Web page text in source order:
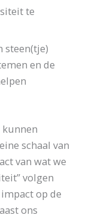
te
steen(tje)
en de
schaal van
van wat we
volgen
op de
ons